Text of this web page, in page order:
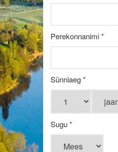
Perekonnanimi *
Sünniaeg *
Sugu *